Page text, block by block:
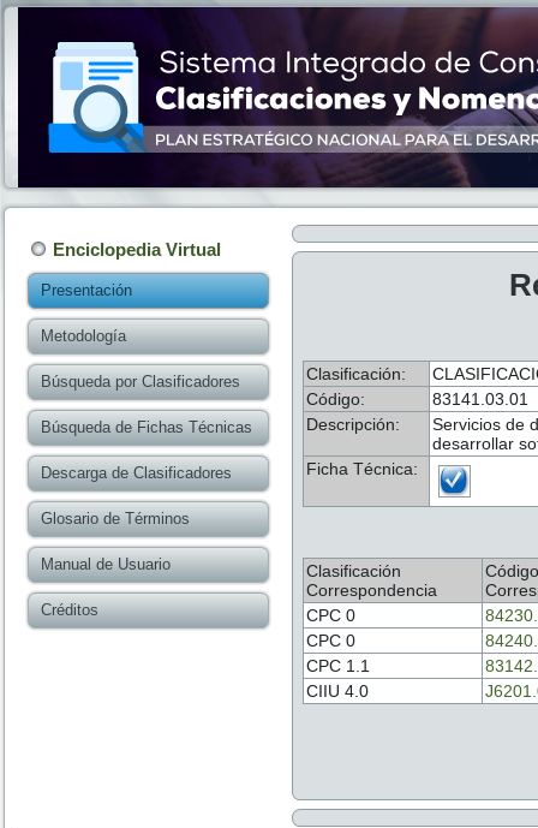
Enciclopedia Virtual
Presentación
Metodología
Búsqueda por Clasificadores
Búsqueda de Fichas Técnicas
Descarga de Clasificadores
Glosario de Términos
Manual de Usuario
Créditos
Clasificación:
Código:
83141.03.01
Descripción:
Servicios de
desarrollar
Ficha Técnica:
Clasificación
Correspondencia
Código
CPC 0
CPC 0
CPC 1.1
CIIU 4.0